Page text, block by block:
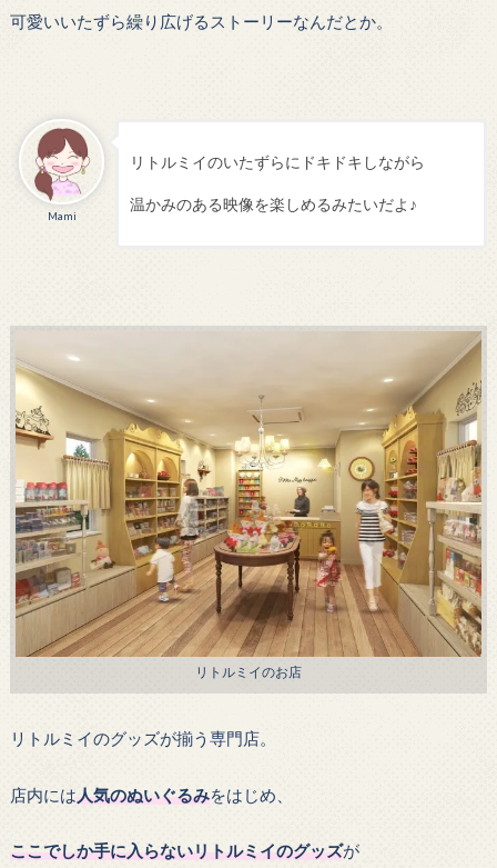
可愛いいたずら繰り広げるストーリーなんだとか。
Mami
リトルミイのいたずらにドキドキしながら
温かみのある映像を楽しめるみたいだよ♪
リトルミイのお店
リトルミイのグッズが揃う専門店。
店内には 人気のぬいぐるみをはじめ、
ここでしか手に入らないリトルミイのグッズが